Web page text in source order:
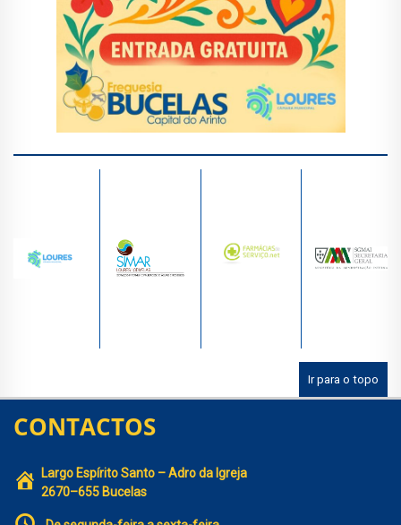
Ir para o topo
CONTACTOS
Largo Espírito Santo – Adro da Igreja
2670–655 Bucelas